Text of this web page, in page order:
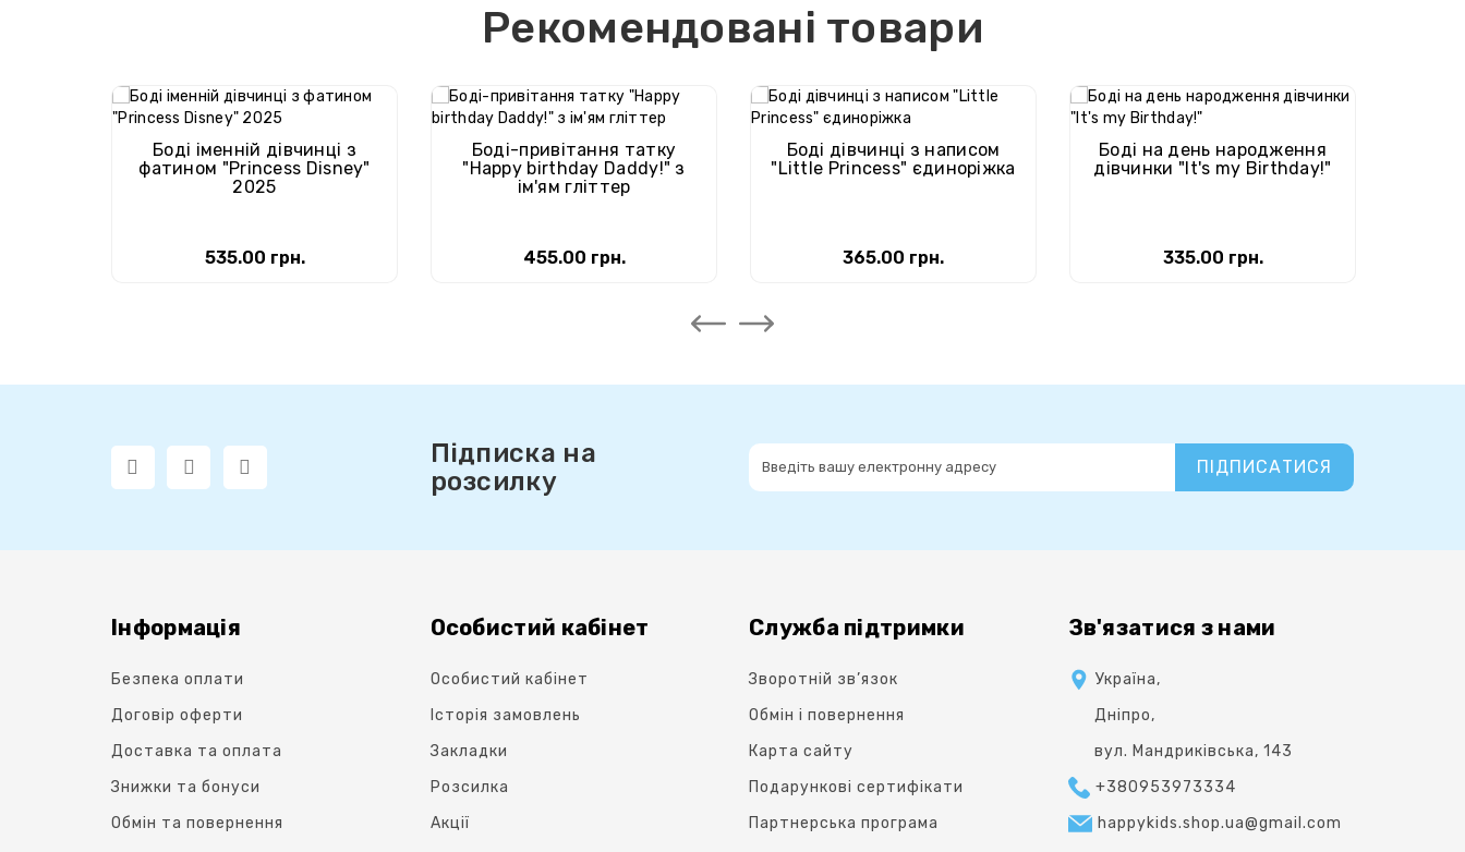
Рекомендовані товари
Боді іменній дівчинці з
фатином "Princess Disney"
2025
535.00 грн.
Боді-привітання татку
"Happy birthday Daddy!" з
ім'ям гліттер
455.00 грн.
Боді дівчинці з написом
"Little Princess" єдиноріжка
365.00 грн.
Боді на день народження
дівчинки "It's my Birthday!"
335.00 грн.
Підписка на
розсилку
ПІДПИСАТИСЯ
Інформація
Безпека оплати
Договір оферти
Доставка та оплата
Знижки та бонуси
Обмін та повернення
Особистий кабінет
Особистий кабінет
Історія замовлень
Закладки
Розсилка
Акції
Служба підтримки
Зворотній зв’язок
Oбмін і повернення
Карта сайту
Подарункові сертифікати
Партнерська програма
Зв'язатися з нами
Україна,
Дніпро,
вул. Мандриківська, 143
+380953973334
happykids.shop.ua@gmail.com